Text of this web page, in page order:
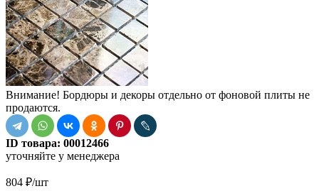
Внимание! Бордюры и декоры отдельно от фоновой плиты не
продаются.
ID товара: 00012466
уточняйте у менеджера
804 ₽/шт